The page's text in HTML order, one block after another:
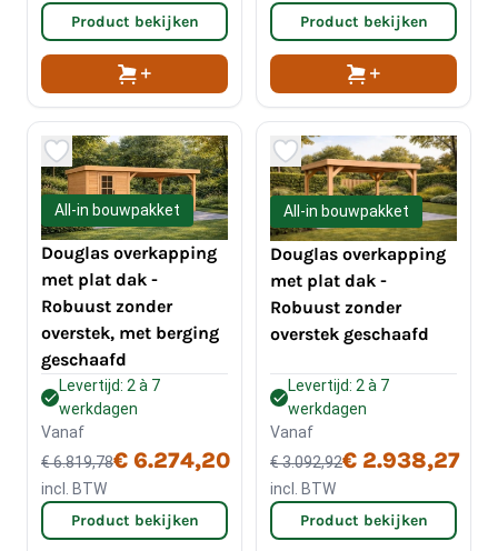
Product bekijken Product bekijken
All-in bouwpakket
Douglas overkapping
met plat dak -
Robuust zonder
overstek, met berging
geschaafd
Levertijd: 2 à 7
werkdagen
Vanaf
€ 6.819,78€ 6.274,20
incl. BTW
Product bekijken
All-in bouwpakket
Douglas overkapping
met plat dak -
Robuust zonder
overstek geschaafd
Levertijd: 2 à 7
werkdagen
Vanaf
€ 3.092,92€ 2.938,27
incl. BTW
Product bekijken